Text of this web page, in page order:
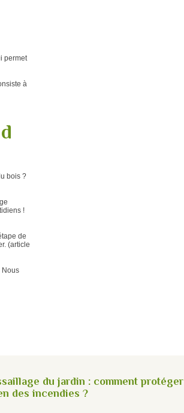
permet
à
bois ?
!
de
(article
du jardin : comment protéger
des incendies ?